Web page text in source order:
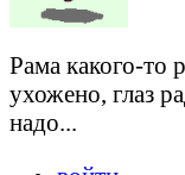
Рама какого-то
ухожено, глаз
надо...